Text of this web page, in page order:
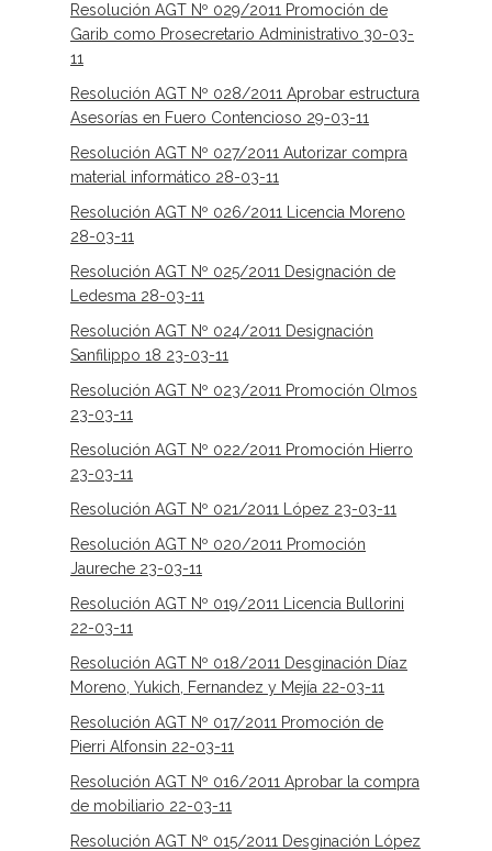
Resolución AGT Nº 029/2011 Promoción de
Garib como Prosecretario Administrativo 30-03-
11
Resolución AGT Nº 028/2011 Aprobar estructura
Asesorías en Fuero Contencioso 29-03-11
Resolución AGT Nº 027/2011 Autorizar compra
material informático 28-03-11
Resolución AGT Nº 026/2011 Licencia Moreno
28-03-11
Resolución AGT Nº 025/2011 Designación de
Ledesma 28-03-11
Resolución AGT Nº 024/2011 Designación
Sanfilippo 18 23-03-11
Resolución AGT Nº 023/2011 Promoción Olmos
23-03-11
Resolución AGT Nº 022/2011 Promoción Hierro
23-03-11
Resolución AGT Nº 021/2011 López 23-03-11
Resolución AGT Nº 020/2011 Promoción
Jaureche 23-03-11
Resolución AGT Nº 019/2011 Licencia Bullorini
22-03-11
Resolución AGT Nº 018/2011 Desginación Díaz
Moreno, Yukich, Fernandez y Mejía 22-03-11
Resolución AGT Nº 017/2011 Promoción de
Pierri Alfonsin 22-03-11
Resolución AGT Nº 016/2011 Aprobar la compra
de mobiliario 22-03-11
Resolución AGT Nº 015/2011 Desginación López